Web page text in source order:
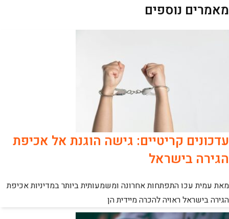
מאמרים נוספים
עדכונים קריטיים: גישה הוגנת אל אכיפת
הגירה בישראל
מאת עמית עכו התפתחות אחרונה ומשמעותית ביותר במדיניות אכיפת
הגירה בישראל ראויה להכרה מיידית הן